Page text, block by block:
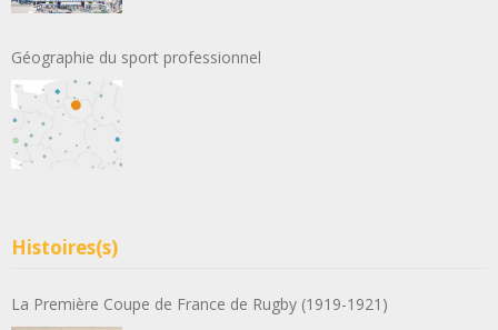
Géographie du sport professionnel
Histoires(s)
La Première Coupe de France de Rugby (1919-1921)